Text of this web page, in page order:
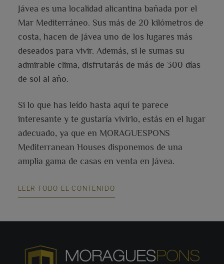
Jávea es una localidad alicantina bañada por el
Mar Mediterráneo. Sus más de 20 kilómetros de
costa, hacen de Jávea uno de los lugares más
deseados para vivir. Además, si le sumas su
admirable clima, disfrutarás de más de 300 días
de sol al año.
Si lo que has leído hasta aquí te parece
interesante y te gustaría vivirlo, estás en el lugar
adecuado, ya que en MORAGUESPONS
Mediterranean Houses disponemos de una
amplia gama de casas en venta en Jávea.
LEER TODO EL CONTENIDO